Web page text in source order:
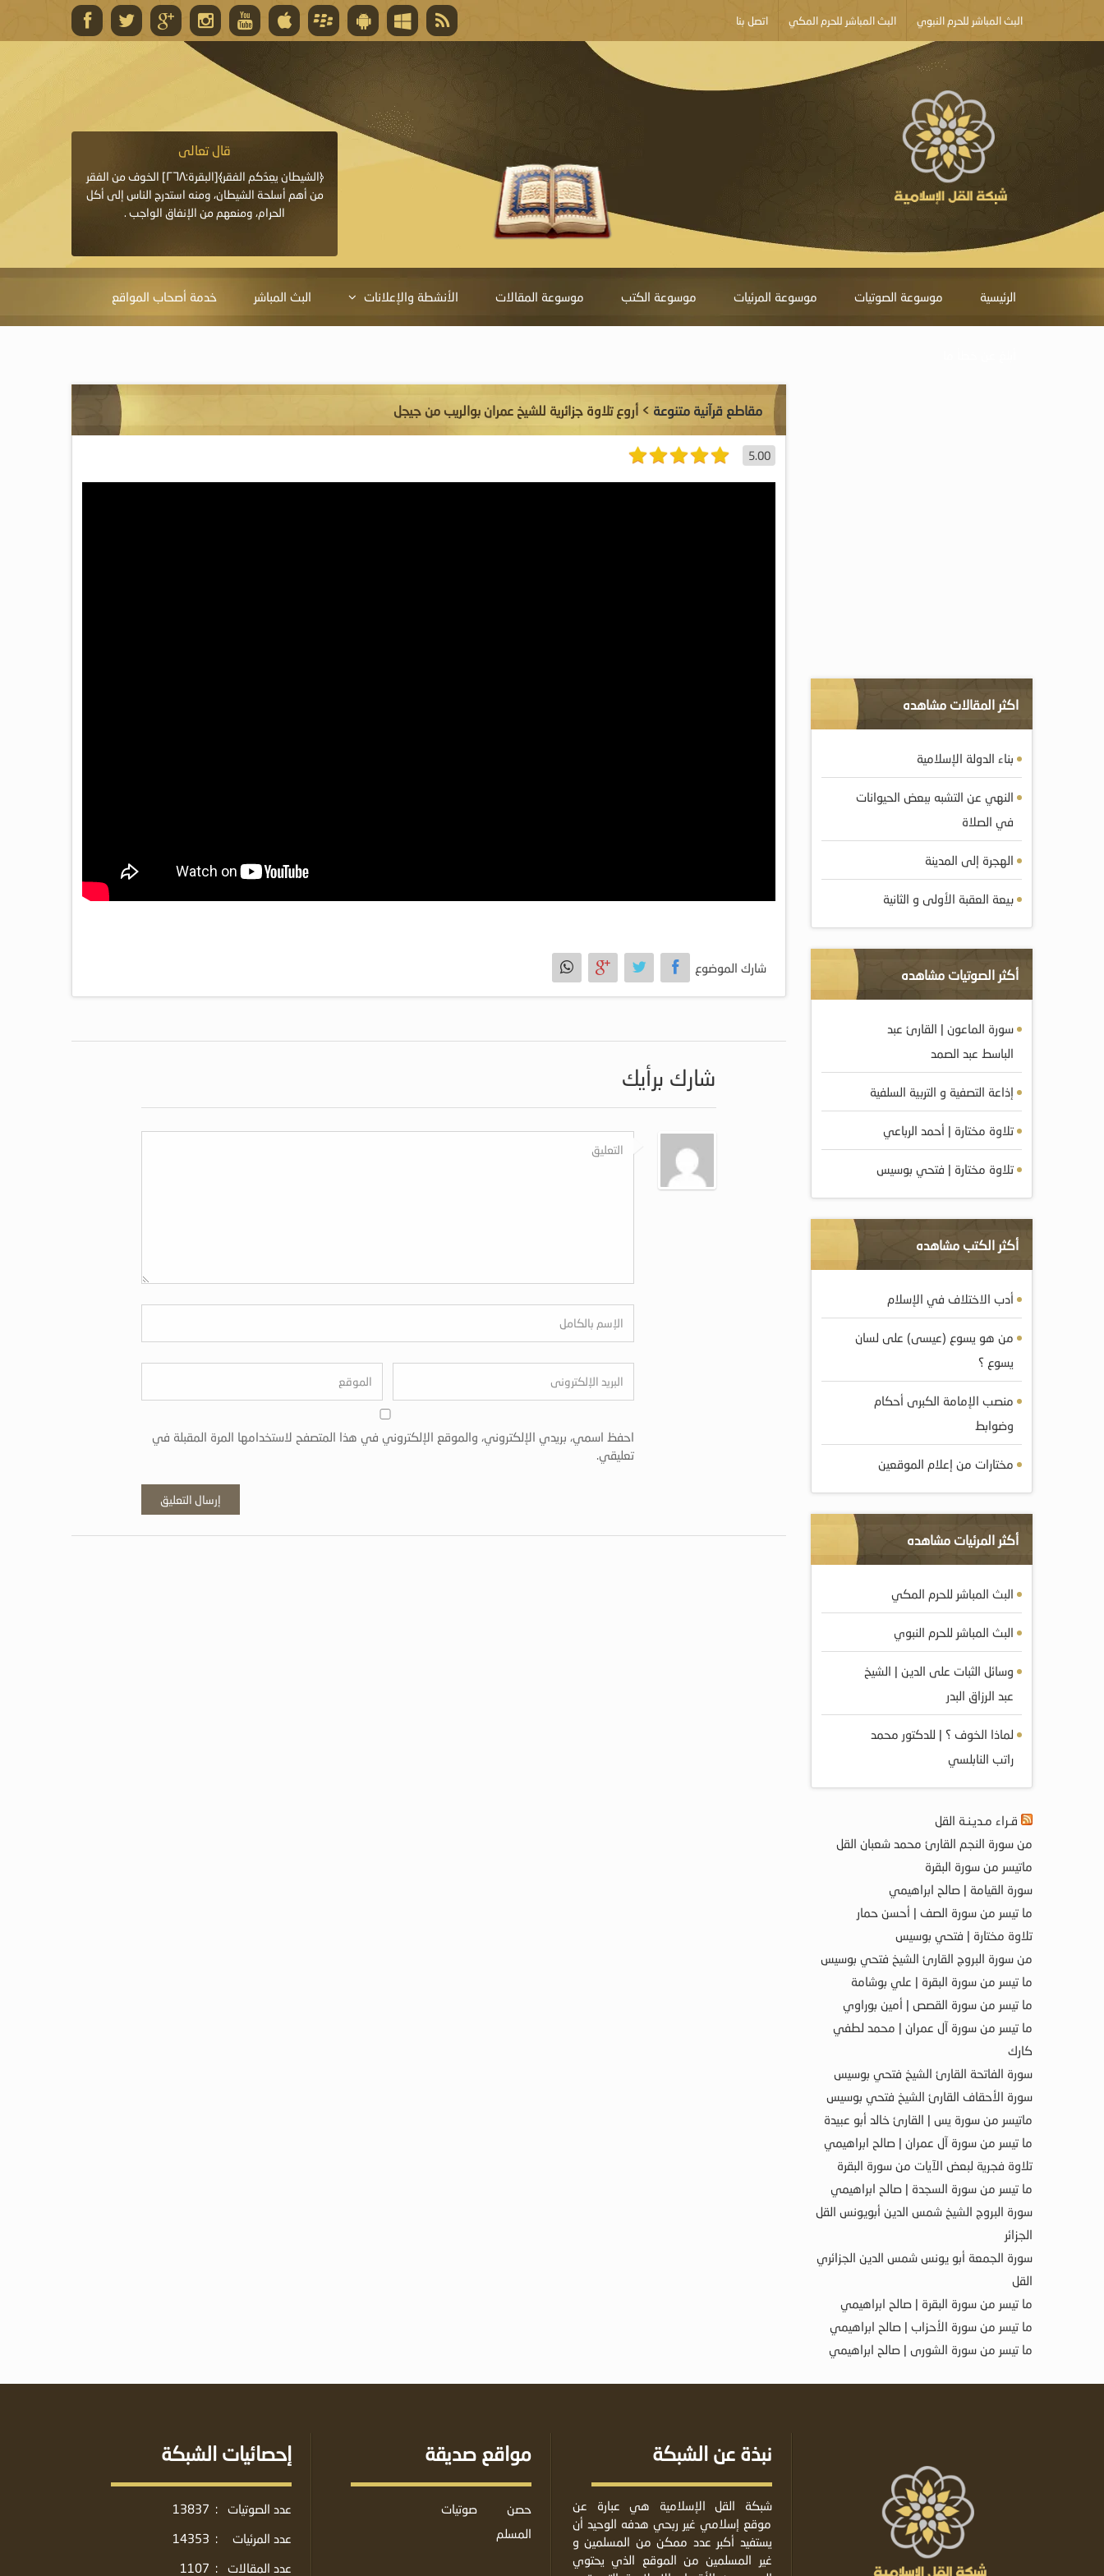
البث المباشر للحرم النبوي البث المباشر للحرم المكي اتصل بنا
قال تعالى
المغفرة لأنها أغلى جائزة، وهي مفتاح باب العطايا التي
قال تعالى
﴿الشيطان يعِدُكم الفقر﴾[البقرة:٢٦٨] الخوف من الفقر
من أهم أسلحة الشيطان، ومنه استدرج الناس إلى أكل
الحرام، ومنعهم من الإنفاق الواجب .
الرئيسية موسوعة الصوتيات موسوعة المرئيات موسوعة الكتب موسوعة المقالات الأنشطة والإعلانات البث المباشر خدمة أصحاب المواقع
مقاطع قرآنية متنوعة > أروع تلاوة جزائرية للشيخ عمران بوالريب من جيجل
5.00
شارك الموضوع
شارك برأيك
احفظ اسمي، بريدي الإلكتروني، والموقع الإلكتروني في هذا المتصفح لاستخدامها المرة المقبلة في
تعليقي.
اكثر المقالات مشاهده
بناء الدولة الإسلامية
النهي عن التشبه ببعض الحيوانات
في الصلاة
الهجرة إلى المدينة
بيعة العقبة الأولى و الثانية
أكثر الصوتيات مشاهده
سورة الماعون | القارئ عبد
الباسط عبد الصمد
إذاعة التصفية و التربية السلفية
تلاوة مختارة | أحمد الرباعي
تلاوة مختارة | فتحي بوسيس
أكثر الكتب مشاهده
أدب الاختلاف في الإسلام
من هو يسوع (عيسى) على لسان
يسوع ؟
منصب الإمامة الكبرى أحكام
وضوابط
مختارات من إعلام الموقعين
أكثر المرئيات مشاهده
البث المباشر للحرم المكي
البث المباشر للحرم النبوي
وسائل الثبات على الدين | الشيخ
عبد الرزاق البدر
لماذا الخوف ؟ | للدكتور محمد
راتب النابلسي
قـراء مـديـنـة القل
من سورة النجم القارئ محمد شعبان القل
ماتيسر من سورة البقرة
سورة القيامة | صالح ابراهيمي
ما تيسر من سورة الصف | أحسن حمار
تلاوة مختارة | فتحي بوسيس
من سورة البروج القارئ الشيخ فتحي بوسيس
ما تيسر من سورة البقرة | علي بوشامة
ما تيسر من سورة القصص | أمين بوراوي
ما تيسر من سورة آل عمران | محمد لطفي
كارك
سورة الفاتحة القارئ الشيخ فتحي بوسيس
سورة الأحقاف القارئ الشيخ فتحي بوسيس
ماتيسر من سورة يس | القارئ خالد أبو عبيدة
ما تيسر من سورة آل عمران | صالح ابراهيمي
تلاوة فجرية لبعض الآيات من سورة البقرة
ما تيسر من سورة السجدة | صالح ابراهيمي
سورة البروج الشيخ شمس الدين أبويونس القل
الجزائر
سورة الجمعة أبو يونس شمس الدين الجزائري
القل
ما تيسر من سورة البقرة | صالح ابراهيمي
ما تيسر من سورة الأحزاب | صالح ابراهيمي
ما تيسر من سورة الشورى | صالح ابراهيمي
نبذة عن الشبكة
شبكة القل الإسلامية هي عبارة عن
موقع إسلامي غير ربحي هدفه الوحيد أن
يستفيد أكبر عدد ممكن من المسلمين و
غير المسلمين من الموقع الذي يحتوي
مواقع صديقة
حصن
المسلم
صوتيات
إحصائيات الشبكة
عدد الصوتيات :
13837
عدد المرئيات
:
14353
عدد المقالات
:
1107